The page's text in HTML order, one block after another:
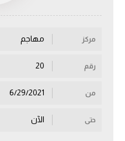
أقساممركز مهاجم
رقم
من
حتى الآن